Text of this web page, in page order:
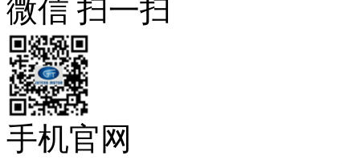
微信 扫一扫
手机官网